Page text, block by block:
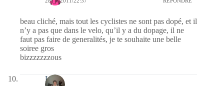
beau cliché, mais tout les cyclistes ne sont pas dopé, et il
n’y a pas que dans le velo, qu’il y a du dopage, il ne
faut pas faire de generalités, je te souhaite une belle
soiree gros
bizzzzzzzous
Lucia